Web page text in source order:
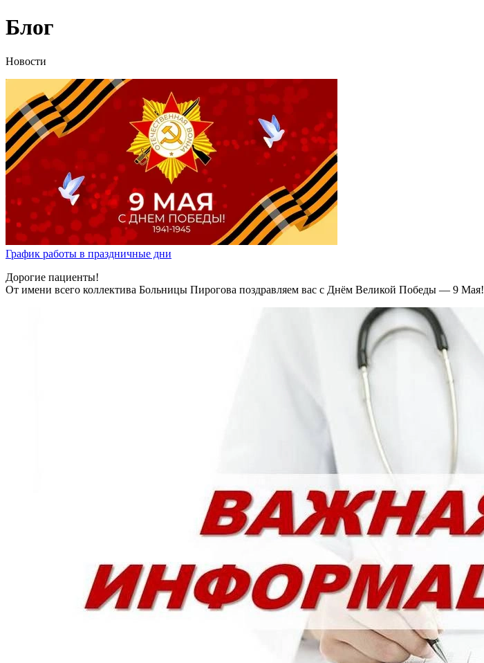
Блог
Новости
График работы в праздничные дни
Дорогие пациенты!
От имени всего коллектива Больницы Пирогова поздравляем вас с Днём Великой Победы — 9 Мая!